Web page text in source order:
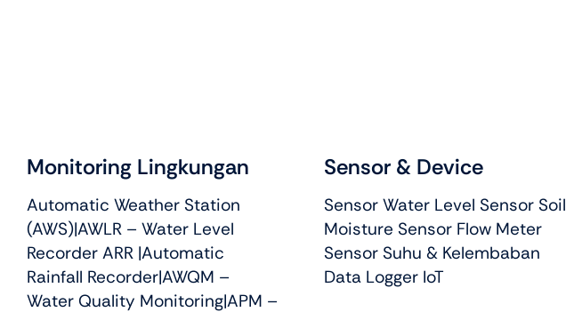
Monitoring Lingkungan
Automatic Weather Station
(AWS)|AWLR – Water Level
Recorder ARR|Automatic
Rainfall Recorder|AWQM –
Water Quality Monitoring|APM –
Sensor & Device
Sensor Water Level Sensor Soil
Moisture Sensor Flow Meter
Sensor Suhu & Kelembaban
Data Logger IoT